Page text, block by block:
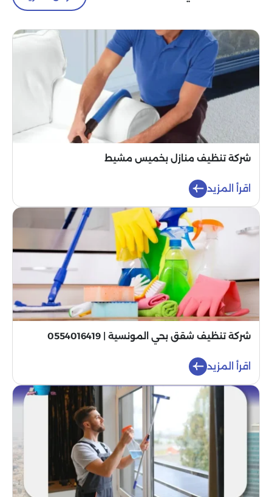
شركة تنظيف منازل بخميس مشيط
اقرأ المزيد
شركة تنظيف شقق بحي المونسية | 0554016419
اقرأ المزيد